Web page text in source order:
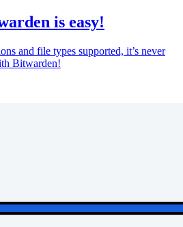
is easy!
and file types supported, it’s never
Bitwarden!